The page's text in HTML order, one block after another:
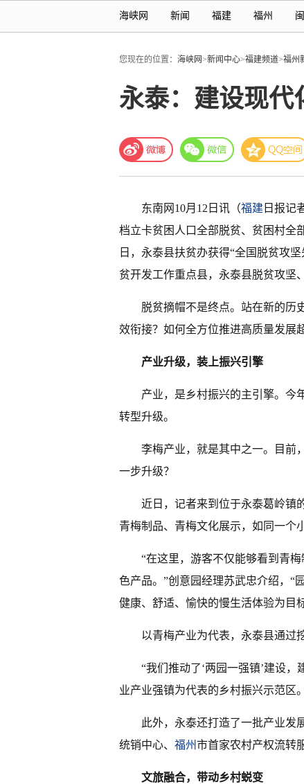
海峡网 新闻 福建 福州
您现在的位置： 海峡网>新闻中心>福建频道>福州
永泰：建设现代
东南网10月12日讯（福建 日报记
档立卡贫困人口全部脱贫、贫困村全
日，永泰县扶贫办获得“全国脱贫攻
贫开发工作重点县，永泰县脱贫攻坚
脱贫摘帽不是终点。站在新的历
效衔接？如何全方位推进高质量发展
产业升级，装上振兴引擎
产业，是乡村振兴的主引擎。今
转型升级。
李梅产业，就是其中之一。目前
一步升级？
近日，记者来到位于永泰葛岭镇
青梅制品、青梅文化展示，如同一个
“在这里，游客不仅能够看到青
色产品。”创意园经理苏武忠介绍，“
健康、舒适、愉快的慢生活体验为目
以青梅产业为代表，永泰县通过
“我们推动了‘两园一强镇’建设
业产业强镇为代表的乡村振兴示范区
此外，永泰还打造了一批产业发
统销中心、 福州市首家农村产权流转
文旅融合，带动乡村蜕变